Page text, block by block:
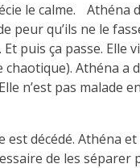
le calme.
peur qu’ils ne le
puis ça passe.
Athéna a
n’est pas malade
décédé. Athéna
de les